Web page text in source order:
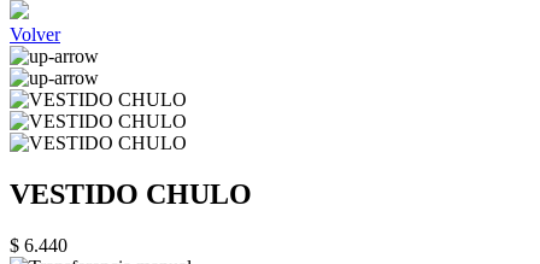
Volver
VESTIDO CHULO
$ 6.440